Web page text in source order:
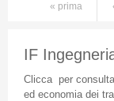
Pagine« prima
IF
Cliccaper
ed economia dei